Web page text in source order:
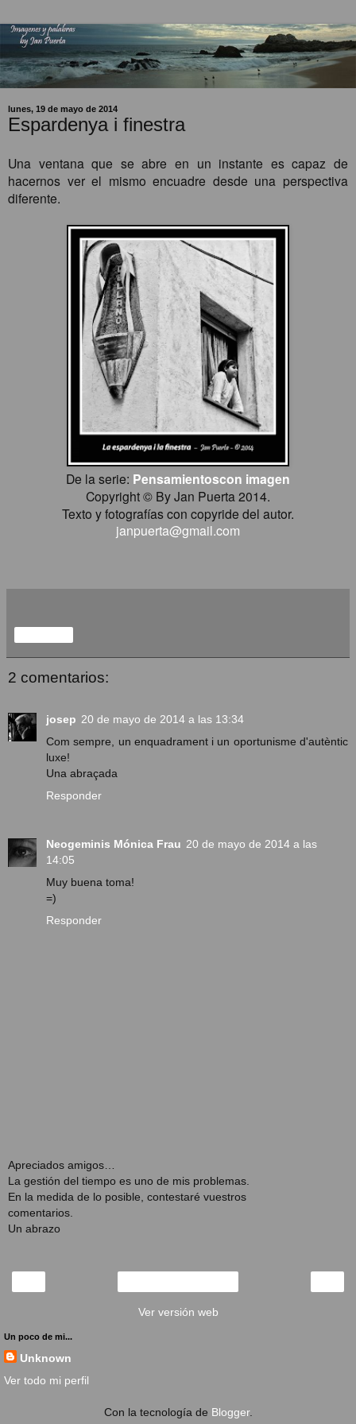
lunes, 19 de mayo de 2014
Espardenya i finestra
Una ventana que se abre en un instante es capaz de
hacernos ver el mismo encuadre desde una perspectiva
diferente.
De la serie: Pensamientoscon imagen
Copyright © By Jan Puerta 2014.
Texto y fotografías con copyride del autor.
janpuerta@gmail.com
2 comentarios:
josep 20 de mayo de 2014 a las 13:34
Com sempre, un enquadrament i un oportunisme d'autèntic
luxe!
Una abraçada
Responder
Neogeminis Mónica Frau 20 de mayo de 2014 a las
14:05
Muy buena toma!
=)
Responder
Apreciados amigos…
La gestión del tiempo es uno de mis problemas.
En la medida de lo posible, contestaré vuestros
comentarios.
Un abrazo
Ver versión web
Un poco de mi...
Unknown
Ver todo mi perfil
Con la tecnología de Blogger.